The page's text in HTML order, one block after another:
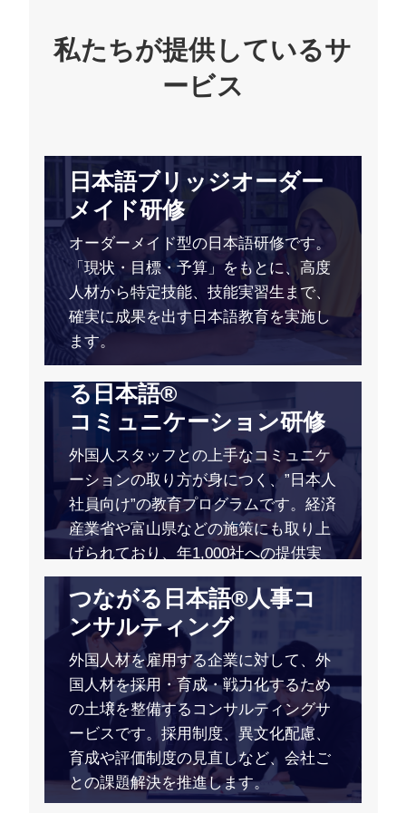
私たちが提供しているサ
ービス
日本語ブリッジオーダー
メイド研修
オーダーメイド型の日本語研修です。
「現状・目標・予算」をもとに、高度
人材から特定技能、技能実習生まで、
確実に成果を出す日本語教育を実施し
ます。
外国人受け入れ・つなが
る日本語®
コミュニケーション研修
外国人スタッフとの上手なコミュニケ
ーションの取り方が身につく、”日本人
社員向け”の教育プログラムです。経済
産業省や富山県などの施策にも取り上
げられており、年1,000社への提供実
績があります。
つながる日本語®人事コ
ンサルティング
外国人材を雇用する企業に対して、外
国人材を採用・育成・戦力化するため
の土壌を整備するコンサルティングサ
ービスです。採用制度、異文化配慮、
育成や評価制度の見直しなど、会社ご
との課題解決を推進します。